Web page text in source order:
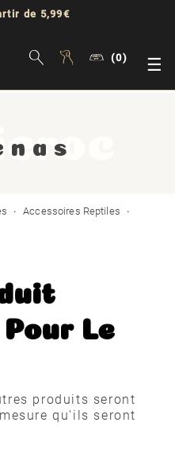
de 5,99€
(0) ☰
Accessoires Reptiles
Le
produits seront
qu'ils seront